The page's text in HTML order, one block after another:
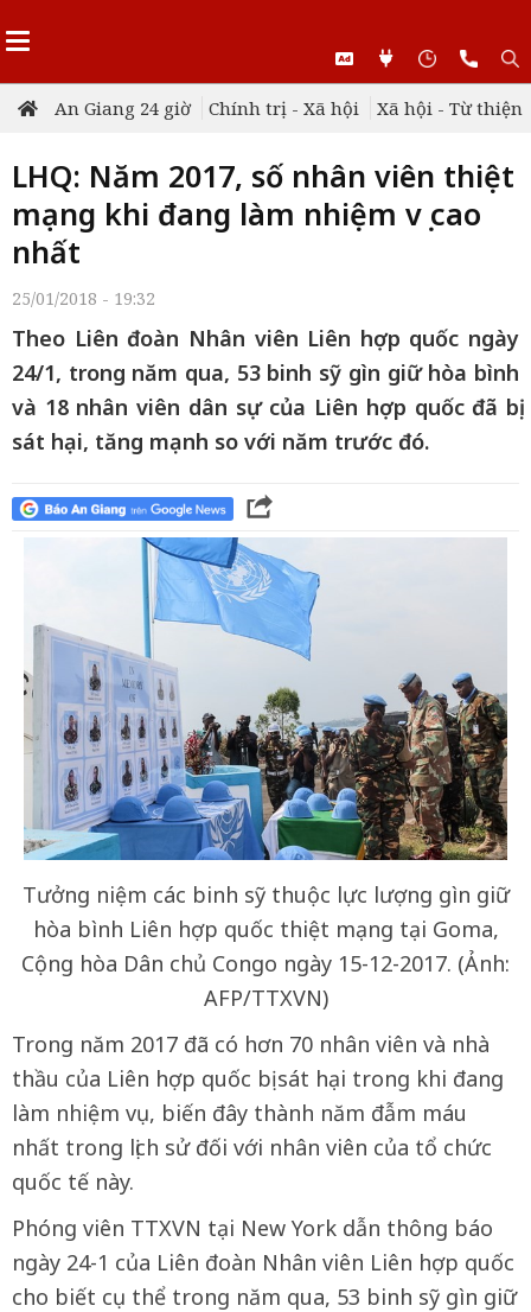
An Giang 24 giờ Chính trị - Xã hội Xã hội - Từ thiện
LHQ: Năm 2017, số nhân viên thiệt
mạng khi đang làm nhiệm vụ cao
nhất
25/01/2018 - 19:32
Theo Liên đoàn Nhân viên Liên hợp quốc ngày
24/1, trong năm qua, 53 binh sỹ gìn giữ hòa bình
và 18 nhân viên dân sự của Liên hợp quốc đã bị
sát hại, tăng mạnh so với năm trước đó.
Tưởng niệm các binh sỹ thuộc lực lượng gìn giữ
hòa bình Liên hợp quốc thiệt mạng tại Goma,
Cộng hòa Dân chủ Congo ngày 15-12-2017. (Ảnh:
AFP/TTXVN)
Trong năm 2017 đã có hơn 70 nhân viên và nhà
thầu của Liên hợp quốc bị sát hại trong khi đang
làm nhiệm vụ, biến đây thành năm đẫm máu
nhất trong lịch sử đối với nhân viên của tổ chức
quốc tế này.
Phóng viên TTXVN tại New York dẫn thông báo
ngày 24-1 của Liên đoàn Nhân viên Liên hợp quốc
cho biết cụ thể trong năm qua, 53 binh sỹ gìn giữ